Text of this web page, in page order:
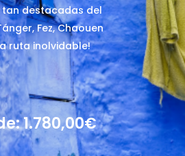
destacadas del
Fez, Chaouen
ruta inolvidable!
1.780,00€